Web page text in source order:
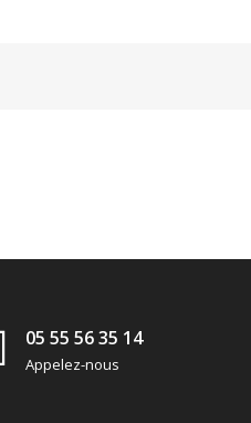
05 55 56 35 14
Appelez-nous